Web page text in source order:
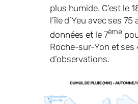
plus humide. C’est le
l’île d’Yeu avec ses 75
données et le 7ème
Roche-sur-Yon et ses
d’observations.